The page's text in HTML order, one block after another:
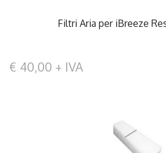
Filtri Aria per iBreeze
€ 40,00 + IVA